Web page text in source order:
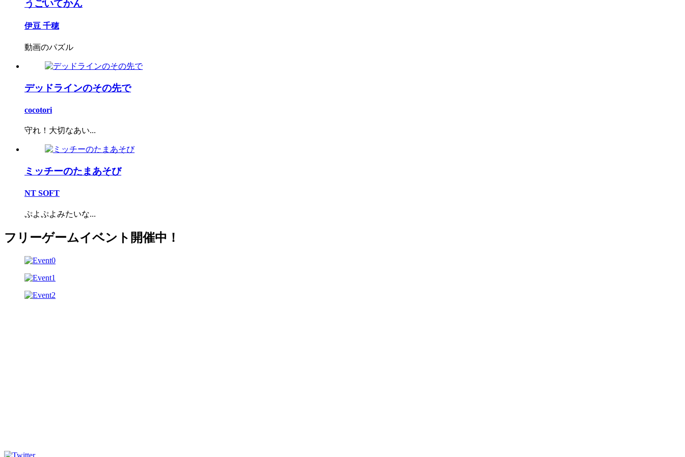
うごいてかん
伊豆 千穂
動画のパズル
デッドラインのその先で
cocotori
守れ！大切なあい...
ミッチーのたまあそび
NT SOFT
ぷよぷよみたいな...
フリーゲームイベント開催中！